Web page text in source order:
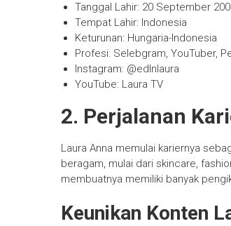
Tanggal Lahir: 20 September
Tempat Lahir: Indonesia
Keturunan: Hungaria-Indonesia
Profesi: Selebgram, YouTuber,
Instagram: @edlnlaura
YouTube: Laura TV
2. Perjalanan
Laura Anna memulai kariernya
beragam, mulai dari skincare,
membuatnya memiliki banyak
Keunikan Konten